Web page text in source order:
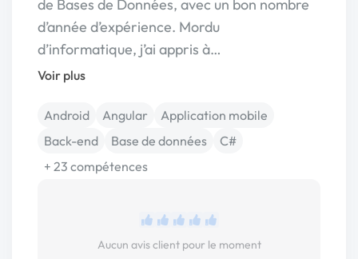
de Bases de Données, avec un bon nombre
d’année d’expérience. Mordu
d’informatique, j’ai appris à…
Voir plus
Android Angular
Application mobile
Back-end
Base de données
C#
+ 23 compétences
Aucun avis client pour le moment